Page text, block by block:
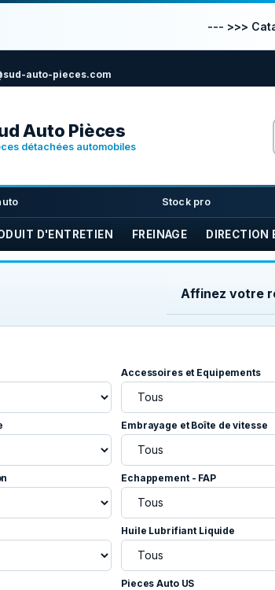
--- >>>
auto-pieces.com
Auto Pièces
détachées automobiles
Stock pro
D'ENTRETIEN FREINAGE DIRECTION
Affinez votre
Accessoires et Equipements
Embrayage et Boîte de vitesse
Echappement - FAP
Huile Lubrifiant Liquide
Pieces Auto US